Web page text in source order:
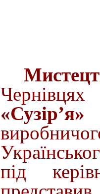
Чернівцях
«Сузір’я»
під